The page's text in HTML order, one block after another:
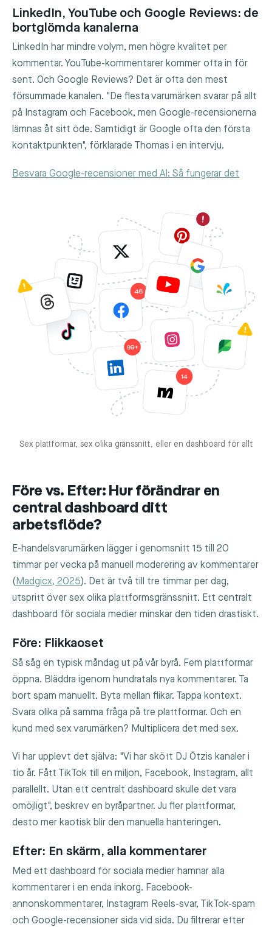
LinkedIn, YouTube och Google Reviews: de
bortglömda kanalerna
LinkedIn har mindre volym, men högre kvalitet per
kommentar. YouTube-kommentarer kommer ofta in för
sent. Och Google Reviews? Det är ofta den mest
försummade kanalen. "De flesta varumärken svarar på allt
på Instagram och Facebook, men Google-recensionerna
lämnas åt sitt öde. Samtidigt är Google ofta den första
kontaktpunkten", förklarade Thomas i en intervju.
Besvara Google-recensioner med AI: Så fungerar det
Sex plattformar, sex olika gränssnitt, eller en dashboard för allt
Före vs. Efter: Hur förändrar en
central dashboard ditt
arbetsflöde?
E-handelsvarumärken lägger i genomsnitt 15 till 20
timmar per vecka på manuell moderering av kommentarer
(Madgicx, 2025). Det är två till tre timmar per dag,
utspritt över sex olika plattformsgränssnitt. Ett centralt
dashboard för sociala medier minskar den tiden drastiskt.
Före: Flikkaoset
Så såg en typisk måndag ut på vår byrå. Fem plattformar
öppna. Bläddra igenom hundratals nya kommentarer. Ta
bort spam manuellt. Byta mellan flikar. Tappa kontext.
Svara olika på samma fråga på tre plattformar. Och en
kund med sex varumärken? Multiplicera det med sex.
Vi har upplevt det själva: "Vi har skött DJ Ötzis kanaler i
tio år. Fått TikTok till en miljon, Facebook, Instagram, allt
parallellt. Utan ett centralt dashboard skulle det vara
omöjligt", beskrev en byråpartner. Ju fler plattformar,
desto mer kaotisk blir den manuella hanteringen.
Efter: En skärm, alla kommentarer
Med ett dashboard för sociala medier hamnar alla
kommentarer i en enda inkorg. Facebook-
annonskommentarer, Instagram Reels-svar, TikTok-spam
och Google-recensioner sida vid sida. Du filtrerar efter